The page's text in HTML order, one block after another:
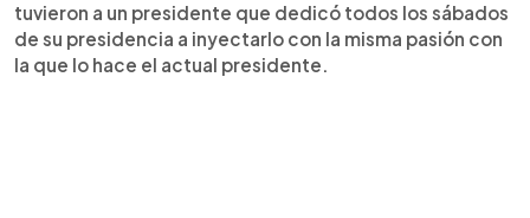
tuvieron a un presidente que dedicó todos los sábados
de su presidencia a inyectarlo con la misma pasión con
la que lo hace el actual presidente.